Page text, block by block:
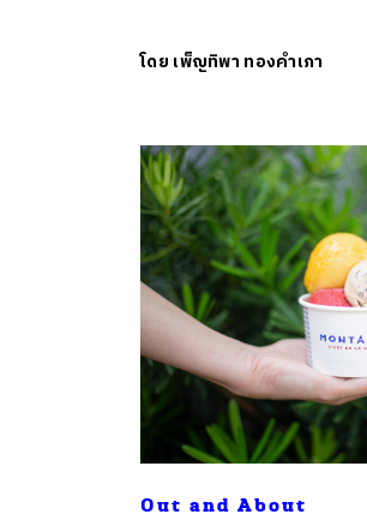
โดย เพ็ญทิพา ทองคำเภา
Out and About